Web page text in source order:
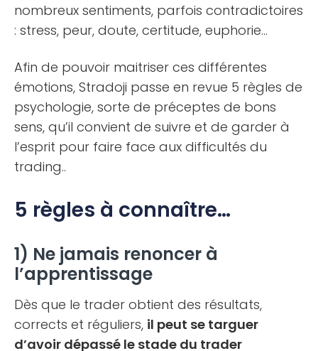
nombreux sentiments, parfois contradictoires
: stress, peur, doute, certitude, euphorie…
Afin de pouvoir maitriser ces différentes
émotions, Stradoji passe en revue 5 règles de
psychologie, sorte de préceptes de bons
sens, qu’il convient de suivre et de garder à
l’esprit pour faire face aux difficultés du
trading..
5 règles à connaître…
1) Ne jamais renoncer à
l’apprentissage
Dès que le trader obtient des résultats,
corrects et réguliers, il peut se targuer
d’avoir dépassé le stade du trader